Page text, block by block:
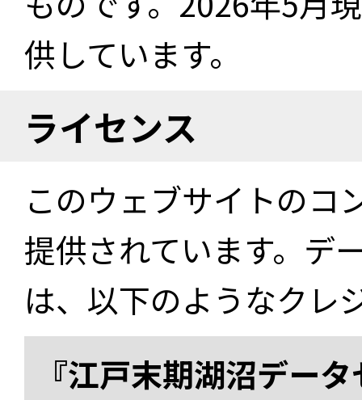
供しています。
ライセンス
このウェブサイトのコ
提供されています。デ
は、以下のようなクレ
『江戸末期湖沼デー